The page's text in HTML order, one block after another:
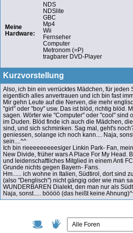
Meine
Hardware:
NDS
NDSlite
GBC
Mp4
Wii
Fernseher
Computer
Metronom (=P)
tragbarer DVD-Player
Kurzvorstellung
Also, ich bin ein verrücktes Mädchen, für jeden
eigentlich alles anvertrauen und ich bin fast
Mir gehn Leute auf die Nerven, die mehr
"girl" oder "boy" usw. Das ist blöd, richtig blöd.
sagen. Wörter wie "Computer" oder "cool" sind
im Duden. Blöd finde ich auch die Mädchen,
sind, und sich schminken. Sag mal, geht's
geniessen, solange ich noch kann.... Naja,
sein....^^
Ich bin rieeeeeeeeesiger Linkin Park- Fan,
New Divide, früher wars A Place For My Head.
und leidenschaftliches Mitglied in einem Anti
Grunde nichts gegen Bayern- Fans.
Hm...... ich wohne in Italien, Südtirol, dort sind
(also "Denglisch") nicht gängig oder wie man
WUNDERBAREN Dialekt, den man nur als
Naja, sonst..... böööö (das heißt keine